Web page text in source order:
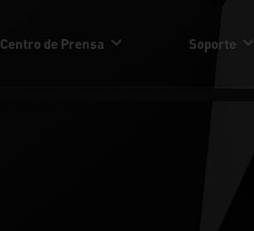
Centro de Prensa Soporte